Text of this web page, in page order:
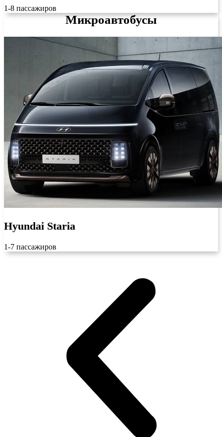
1-8 пассажиров
Микроавтобусы
Hyundai Staria
1-7 пассажиров